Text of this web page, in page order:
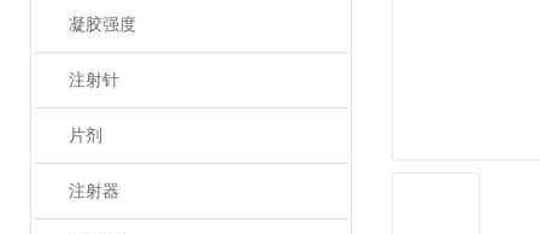
凝胶强度
注射针
片剂
注射器